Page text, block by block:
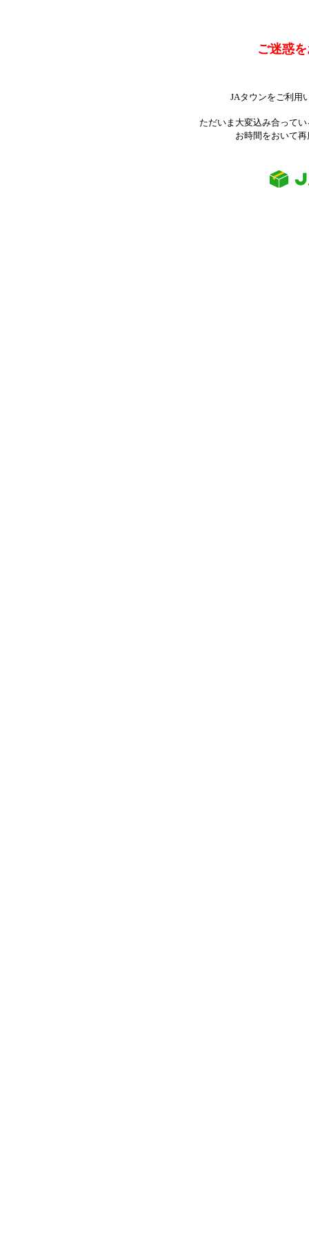
ご迷惑
JAタウンをご利用
ただいま大変込み合って
お時間をおいて